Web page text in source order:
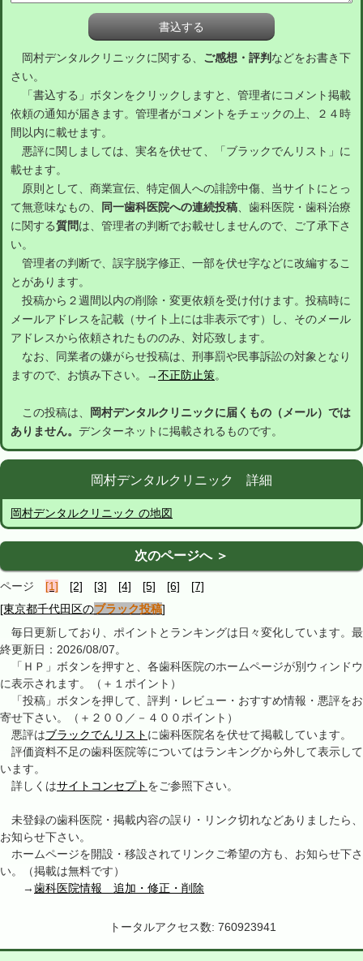
岡村デンタルクリニックに関する、 ご感想・評判 などをお書き下
さい。
「書込する」ボタンをクリックしますと、管理者にコメント掲載
依頼の通知が届きます。管理者がコメントをチェックの上、２４時
間以内に載せます。
悪評に関しましては、実名を伏せて、「ブラックでんリスト」に
載せます。
原則として、商業宣伝、特定個人への誹謗中傷、当サイトにとっ
て無意味なもの、
同一歯科医院への連続投稿、歯科医院・歯科治療
に関する質問は、管理者の判断でお載せしませんので、ご了承下さ
い。
管理者の判断で、誤字脱字修正、一部を伏せ字などに改編するこ
とがあります。
投稿から２週間以内の削除・変更依頼を受け付けます。投稿時に
メールアドレスを記載（サイト上には非表示です）し、そのメール
アドレスから依頼されたもののみ、対応致します。
なお、同業者の嫌がらせ投稿は、刑事罰や民事訴訟の対象となり
ますので、お慎み下さい。→不正防止策。
この投稿は、
岡村デンタルクリニックに届くもの（メール）では
ありません。 デンターネットに掲載されるものです。
岡村デンタルクリニック 詳細
岡村デンタルクリニック の地図
次のページへ ＞
ページ [1] [2] [3] [4] [5] [6]
[7]
[東京都千代田区のブラック投稿]
毎日更新しており、ポイントとランキングは日々変化しています。最
終更新日：2026/08/07。
「ＨＰ」ボタンを押すと、各歯科医院のホームページが別ウィンドウ
に表示されます。（＋１ポイント）
「投稿」ボタンを押して、評判・レビュー・おすすめ情報・悪評をお
寄せ下さい。（＋２００／－４００ポイント）
悪評はブラックでんリスト に歯科医院名を伏せて掲載しています。
評価資料不足の歯科医院等についてはランキングから外して表示して
います。
詳しくはサイトコンセプト をご参照下さい。
未登録の歯科医院・掲載内容の誤り・リンク切れなどありましたら、
お知らせ下さい。
ホームページを開設・移設されてリンクご希望の方も、お知らせ下さ
い。（掲載は無料です）
→歯科医院情報 追加・修正・削除
トータルアクセス数: 760923941